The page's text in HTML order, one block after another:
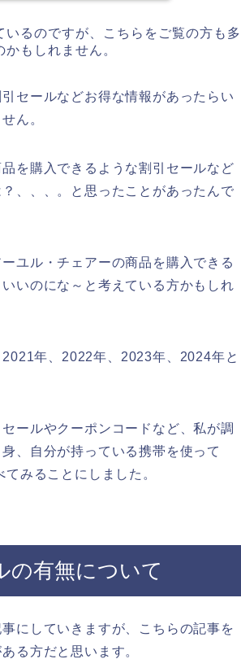
るのですが、こちらをご覧の方も多
もしれません。
セールなどお得な情報があったらい
ん。
を購入できるような割引セールなど
、、、。と思ったことがあったんで
ユル・チェアーの商品を購入できる
いのにな～と考えている方かもしれ
年、2022年、2023年、2024年と
ールやクーポンコードなど、私が調
、自分が持っている携帯を使って
みることにしました。
の有無について
にしていきますが、こちらの記事を
る方だと思います。